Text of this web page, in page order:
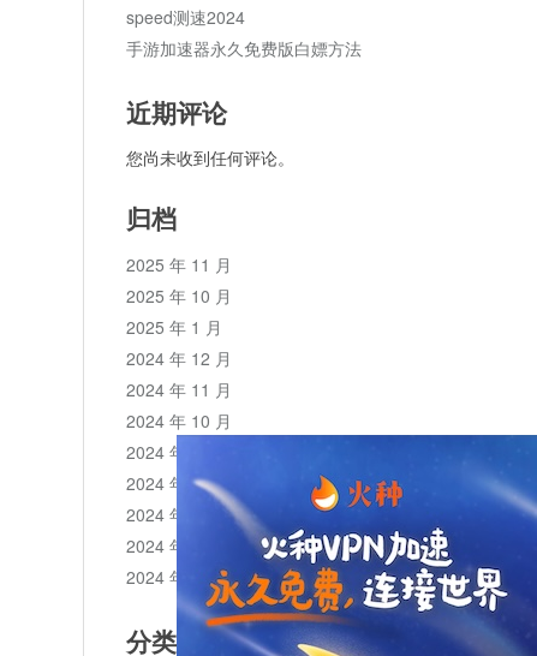
speed测速2024
手游加速器永久免费版白嫖方法
近期评论
您尚未收到任何评论。
归档
2025 年 11 月
2025 年 10 月
2025 年 1 月
2024 年 12 月
2024 年 11 月
2024 年 10 月
2024 年 9 月
2024 年 8 月
2024 年 7 月
2024 年 6 月
2024 年 5 月
分类目录